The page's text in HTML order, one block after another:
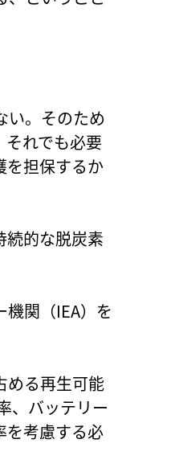
い。そのため
れでも必要
を担保するか
続的な脱炭素
関（IEA）を
める再生可能
、バッテリー
を考慮する必